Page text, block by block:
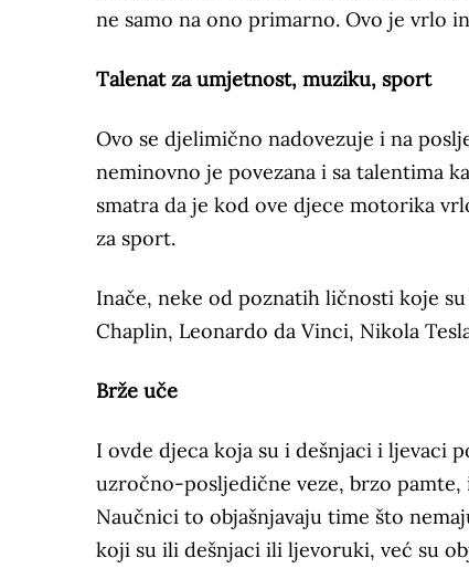
ne samo na ono primarno. Ovo je vrlo
Talenat za umjetnost, muziku, sport
Ovo se djelimično nadovezuje i na
neminovno je povezana i sa talentima
smatra da je kod ove djece motorika
za sport.
Inače, neke od poznatih ličnosti koje
Chaplin, Leonardo da Vinci, Nikola
Brže uče
I ovde djeca koja su i dešnjaci i ljevaci
uzročno-posljedične veze, brzo
Naučnici to objašnjavaju time što
koji su ili dešnjaci ili ljevoruki, već su